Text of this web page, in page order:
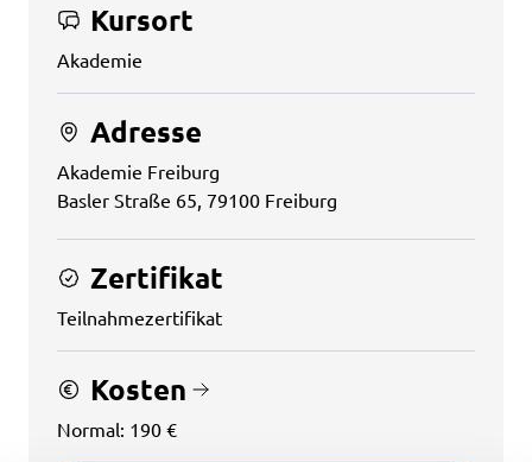
Kursort
Akademie
Adresse
Akademie Freiburg
Basler Straße 65, 79100 Freiburg
Zertifikat
Teilnahmezertifikat
Kosten
Normal: 190 €